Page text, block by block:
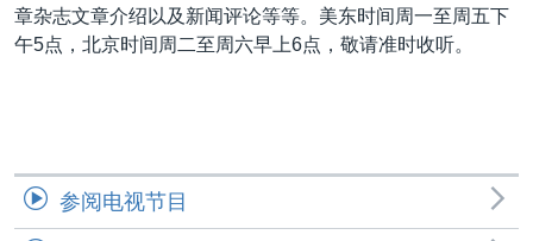
全球议题
环境
美国建国250周年
埃博拉疫情
台海两岸关系
南中国海争端
关注我们
其他语言网站
章杂志文章介绍以及新闻评论等等。美东时间周一至周五下
午5点，北京时间周二至周六早上6点，敬请准时收听。
参阅电视节目